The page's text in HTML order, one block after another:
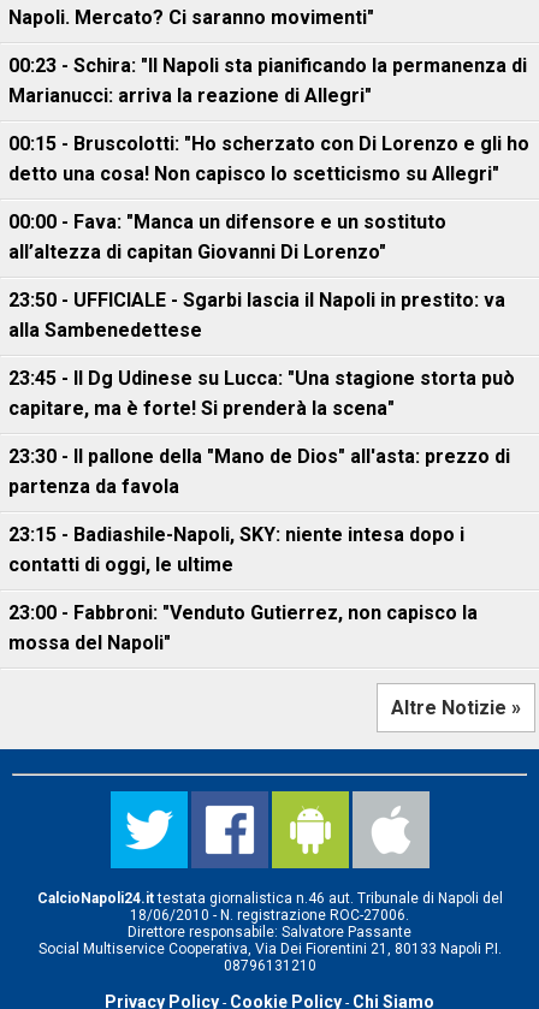
Napoli. Mercato? Ci saranno movimenti"
00:23 - Schira: "Il Napoli sta pianificando la permanenza di
Marianucci: arriva la reazione di Allegri"
00:15 - Bruscolotti: "Ho scherzato con Di Lorenzo e gli ho
detto una cosa! Non capisco lo scetticismo su Allegri"
00:00 - Fava: "Manca un difensore e un sostituto
all’altezza di capitan Giovanni Di Lorenzo"
23:50 - UFFICIALE - Sgarbi lascia il Napoli in prestito: va
alla Sambenedettese
23:45 - Il Dg Udinese su Lucca: "Una stagione storta può
capitare, ma è forte! Si prenderà la scena"
23:30 - Il pallone della "Mano de Dios" all'asta: prezzo di
partenza da favola
23:15 - Badiashile-Napoli, SKY: niente intesa dopo i
contatti di oggi, le ultime
23:00 - Fabbroni: "Venduto Gutierrez, non capisco la
mossa del Napoli"
Altre Notizie »
CalcioNapoli24.ittestata giornalistica n.46 aut. Tribunale di Napoli del
18/06/2010 - N. registrazione ROC-27006.
Direttore responsabile: Salvatore Passante
Social Multiservice Cooperativa, Via Dei Fiorentini 21, 80133 Napoli P.I.
08796131210
Privacy Policy - Cookie Policy - Chi Siamo